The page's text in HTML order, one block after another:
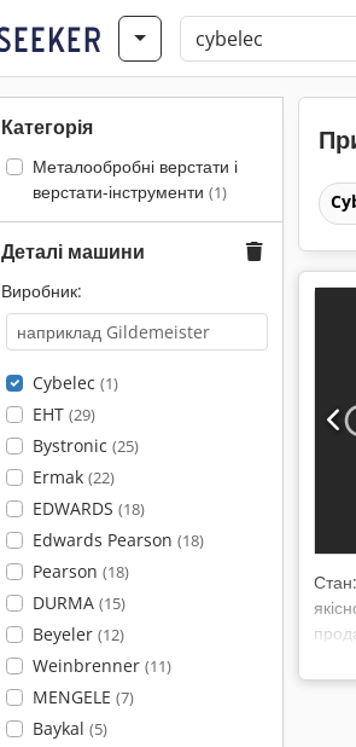
Категорія
Металообробні верстати і
верстати-інструменти (1)
Деталі машини
Виробник:
Cybelec (1)
EHT (29)
Bystronic (25)
Ermak (22)
EDWARDS (18)
Edwards Pearson (18)
Pearson (18)
DURMA (15)
Beyeler (12)
Weinbrenner (11)
MENGELE (7)
Baykal (5)
Стан: